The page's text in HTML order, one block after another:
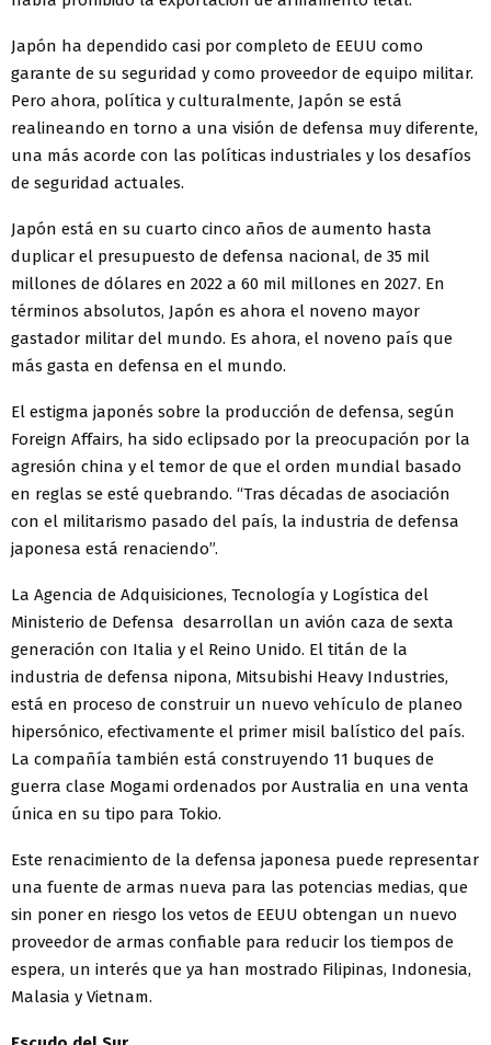
Japón ha dependido casi por completo de EEUU como
garante de su seguridad y como proveedor de equipo militar.
Pero ahora, política y culturalmente, Japón se está
realineando en torno a una visión de defensa muy diferente,
una más acorde con las políticas industriales y los desafíos
de seguridad actuales.
Japón está en su cuarto cinco años de aumento hasta
duplicar el presupuesto de defensa nacional, de 35 mil
millones de dólares en 2022 a 60 mil millones en 2027. En
términos absolutos, Japón es ahora el noveno mayor
gastador militar del mundo. Es ahora, el noveno país que
más gasta en defensa en el mundo.
El estigma japonés sobre la producción de defensa, según
Foreign Affairs, ha sido eclipsado por la preocupación por la
agresión china y el temor de que el orden mundial basado
en reglas se esté quebrando. “Tras décadas de asociación
con el militarismo pasado del país, la industria de defensa
japonesa está renaciendo”.
La Agencia de Adquisiciones, Tecnología y Logística del
Ministerio de Defensa desarrollan un avión caza de sexta
generación con Italia y el Reino Unido. El titán de la
industria de defensa nipona, Mitsubishi Heavy Industries,
está en proceso de construir un nuevo vehículo de planeo
hipersónico, efectivamente el primer misil balístico del país.
La compañía también está construyendo 11 buques de
guerra clase Mogami ordenados por Australia en una venta
única en su tipo para Tokio.
Este renacimiento de la defensa japonesa puede representar
una fuente de armas nueva para las potencias medias, que
sin poner en riesgo los vetos de EEUU obtengan un nuevo
proveedor de armas confiable para reducir los tiempos de
espera, un interés que ya han mostrado Filipinas, Indonesia,
Malasia y Vietnam.